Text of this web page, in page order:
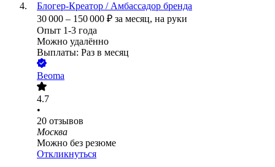
Блогер-Креатор / Амбассадор бренда
30 000 – 150 000 ₽ за месяц, на руки
Опыт 1-3 года
Можно удалённо
Выплаты: Раз в месяц
Beoma
4.7
•
20 отзывов
Москва
Можно без резюме
Откликнуться